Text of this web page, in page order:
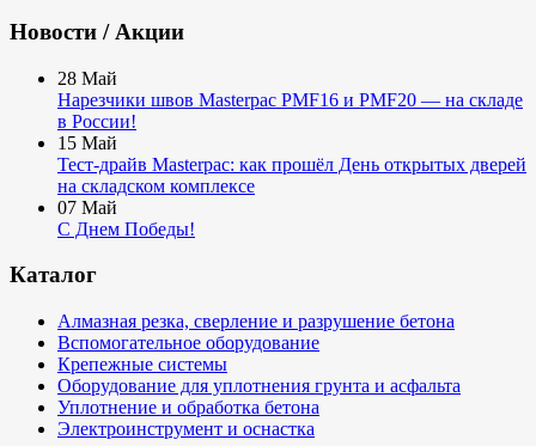
Новости / Акции
28 Май
Нарезчики швов Masterpac PMF16 и PMF20 — на складе
в России!
15 Май
Тест-драйв Masterpac: как прошёл День открытых дверей
на складском комплексе
07 Май
С Днем Победы!
Каталог
Алмазная резка, сверление и разрушение бетона
Вспомогательное оборудование
Крепежные системы
Оборудование для уплотнения грунта и асфальта
Уплотнение и обработка бетона
Электроинструмент и оснастка